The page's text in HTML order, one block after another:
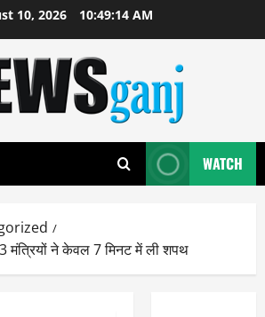
10, 2026 10:49:15 AM
WATCH
मंत्रियों ने केवल 7 मिनट में ली शपथ